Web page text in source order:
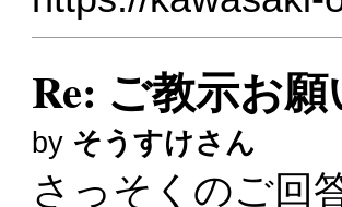
Re: ご教示お
by そうすけさん
さっそくのご回